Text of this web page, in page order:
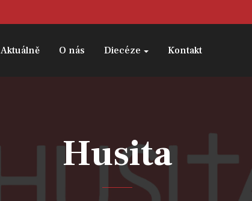
Aktuálně O nás Diecéze Kontakt
Husita